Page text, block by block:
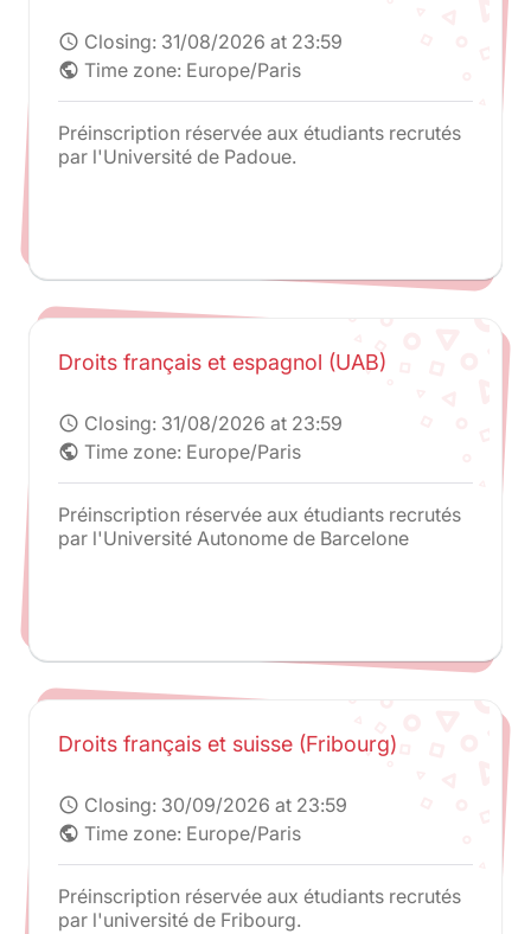
schedule Closing: 31/08/2026 at 23:59
public Time zone: Europe/Paris
Préinscription réservée aux étudiants recrutés
par l'Université de Padoue.
Droits français et espagnol (UAB)
schedule Closing: 31/08/2026 at 23:59
public Time zone: Europe/Paris
Préinscription réservée aux étudiants recrutés
par l'Université Autonome de Barcelone
Droits français et suisse (Fribourg)
schedule Closing: 30/09/2026 at 23:59
public Time zone: Europe/Paris
Préinscription réservée aux étudiants recrutés
par l'université de Fribourg.